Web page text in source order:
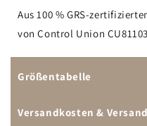
Aus 100 % GRS-
von Control Union
Größentabelle
Versandkosten &